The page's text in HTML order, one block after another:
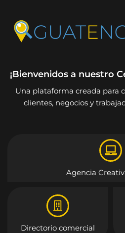
¡Bienvenidos a nuestro
Una plataforma creada para
clientes, negocios y
Agencia
Directorio comercial